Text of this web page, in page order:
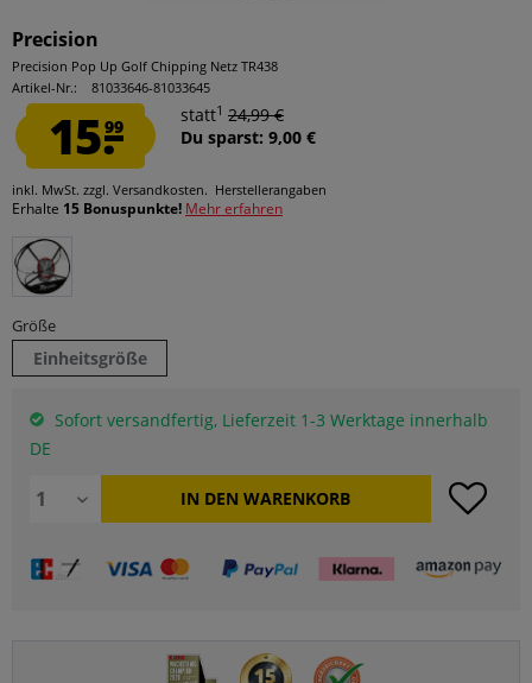
Precision
Precision Pop Up Golf Chipping Netz TR438
Artikel-Nr.:
81033646-81033645
15.99
statt1 24,99 €
Du sparst: 9,00 €
inkl. MwSt. zzgl. Versandkosten. Herstellerangaben
Erhalte 15 Bonuspunkte! Mehr erfahren
Größe
Einheitsgröße
Sofort versandfertig, Lieferzeit 1-3 Werktage innerhalb
DE
IN DEN WARENKORB